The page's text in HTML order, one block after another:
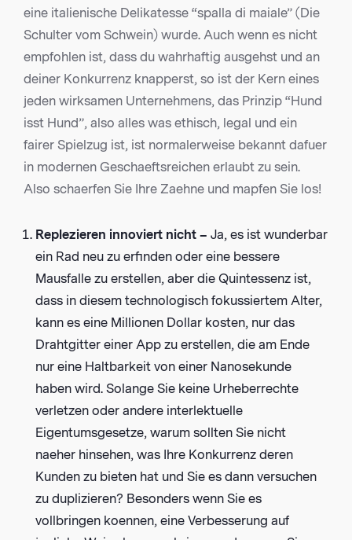
eine italienische Delikatesse “spalla di maiale” (Die
Schulter vom Schwein) wurde. Auch wenn es nicht
empfohlen ist, dass du wahrhaftig ausgehst und an
deiner Konkurrenz knapperst, so ist der Kern eines
jeden wirksamen Unternehmens, das Prinzip “Hund
isst Hund”, also alles was ethisch, legal und ein
fairer Spielzug ist, ist normalerweise bekannt dafuer
in modernen Geschaeftsreichen erlaubt zu sein.
Also schaerfen Sie Ihre Zaehne und mapfen Sie los!
Replezieren innoviert nicht – Ja, es ist wunderbar
ein Rad neu zu erfinden oder eine bessere
Mausfalle zu erstellen, aber die Quintessenz ist,
dass in diesem technologisch fokussiertem Alter,
kann es eine Millionen Dollar kosten, nur das
Drahtgitter einer App zu erstellen, die am Ende
nur eine Haltbarkeit von einer Nanosekunde
haben wird. Solange Sie keine Urheberrechte
verletzen oder andere interlektuelle
Eigentumsgesetze, warum sollten Sie nicht
naeher hinsehen, was Ihre Konkurrenz deren
Kunden zu bieten hat und Sie es dann versuchen
zu duplizieren? Besonders wenn Sie es
vollbringen koennen, eine Verbesserung auf